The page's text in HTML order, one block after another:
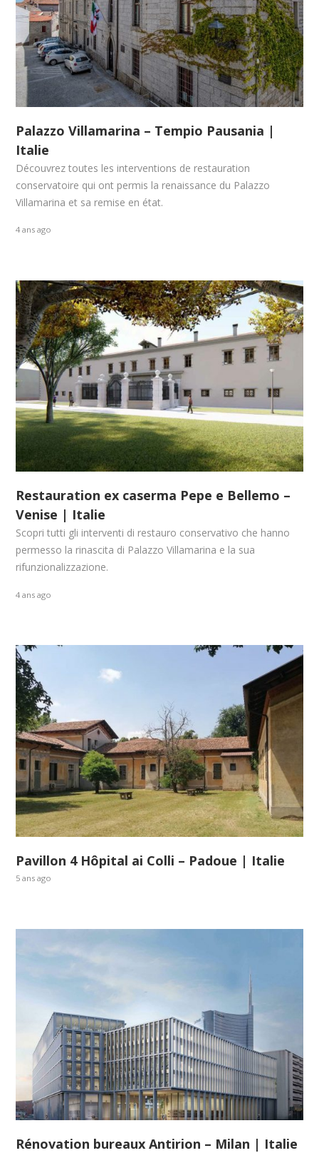
Palazzo Villamarina – Tempio Pausania |
Italie
Découvrez toutes les interventions de restauration
conservatoire qui ont permis la renaissance du Palazzo
Villamarina et sa remise en état.
4 ans ago
Restauration ex caserma Pepe e Bellemo –
Venise | Italie
Scopri tutti gli interventi di restauro conservativo che hanno
permesso la rinascita di Palazzo Villamarina e la sua
rifunzionalizzazione.
4 ans ago
Pavillon 4 Hôpital ai Colli – Padoue | Italie
5 ans ago
Rénovation bureaux Antirion – Milan | Italie